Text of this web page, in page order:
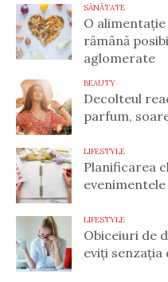
SĂNĂTATE
O alimentație
rămână
aglomerate
BEAUTY
Decolteul
parfum,
LIFESTYLE
Planificarea
LIFESTYLE
Obiceiuri de
eviți senzația